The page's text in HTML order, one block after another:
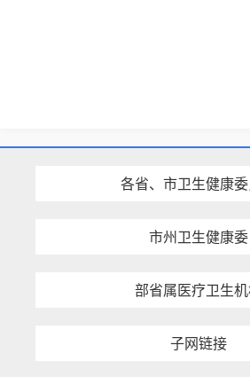
各省、市卫生健康
市州卫生健康委
部省属医疗卫生
子网链接